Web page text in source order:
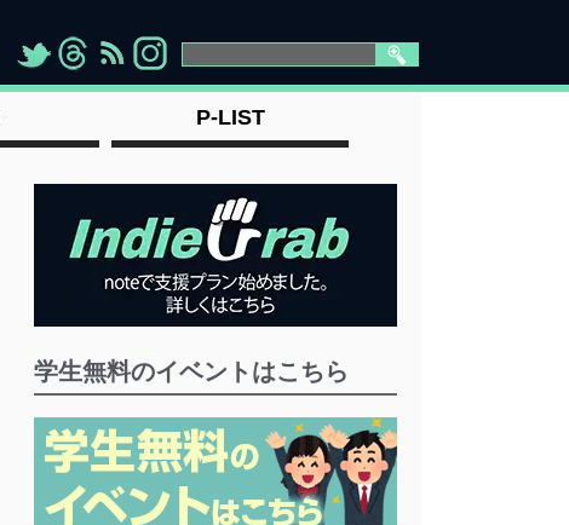
"> "> "> " >
P-LIST
学生無料のイベントはこちら